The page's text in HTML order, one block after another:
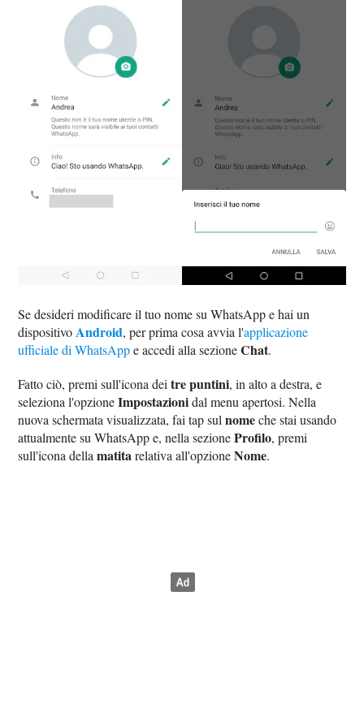
Se desideri modificare il tuo nome su WhatsApp e hai un
dispositivo Android, per prima cosa avvia l'applicazione
ufficiale di WhatsAppe accedi alla sezioneChat.
Fatto ciò, premi sull'icona deitre puntini, in alto a destra, e
seleziona l'opzioneImpostazionidal menu apertosi. Nella
nuova schermata visualizzata, fai tap sulnomeche stai usando
attualmente su WhatsApp e, nella sezioneProfilo, premi
sull'icona dellamatitarelativa all'opzioneNome.